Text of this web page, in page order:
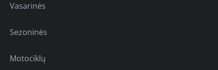
Vasarinės
Sezoninės
Motociklų